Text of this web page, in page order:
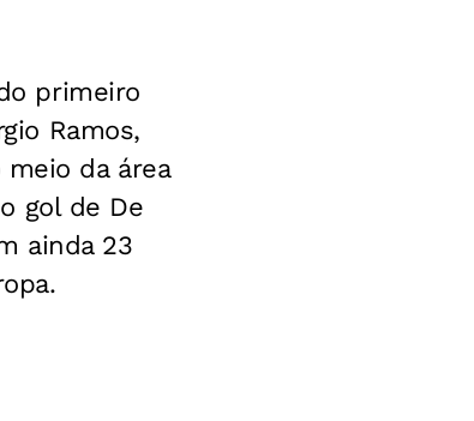
primeiro
Ramos,
da área
gol de De
ainda 23